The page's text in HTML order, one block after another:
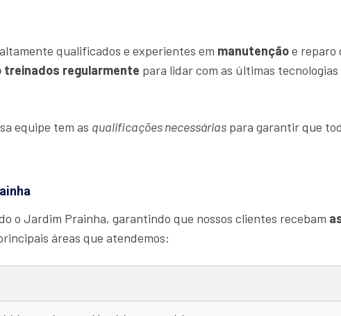
qualificados e experientes em manutençãoe reparo
regularmente para lidar com as últimas
equipe tem as qualificações necessárias para garantir que
o Jardim Prainha, garantindo que nossos clientes recebam
áreas que atendemos: